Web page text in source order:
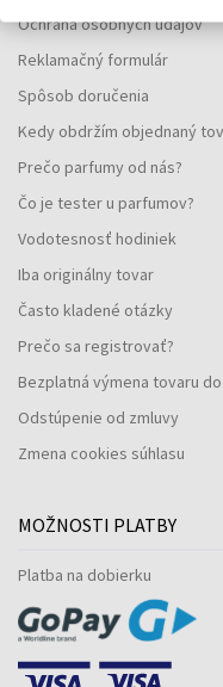
Ochrana osobných údajov
Reklamačný formulár
Spôsob doručenia
Kedy obdržím objednaný
Prečo parfumy od nás?
Čo je tester u parfumov?
Vodotesnosť hodiniek
Iba originálny tovar
Často kladené otázky
Prečo sa registrovať?
Bezplatná výmena tovaru
Odstúpenie od zmluvy
Zmena cookies súhlasu
MOŽNOSTI PLATBY
Platba na dobierku